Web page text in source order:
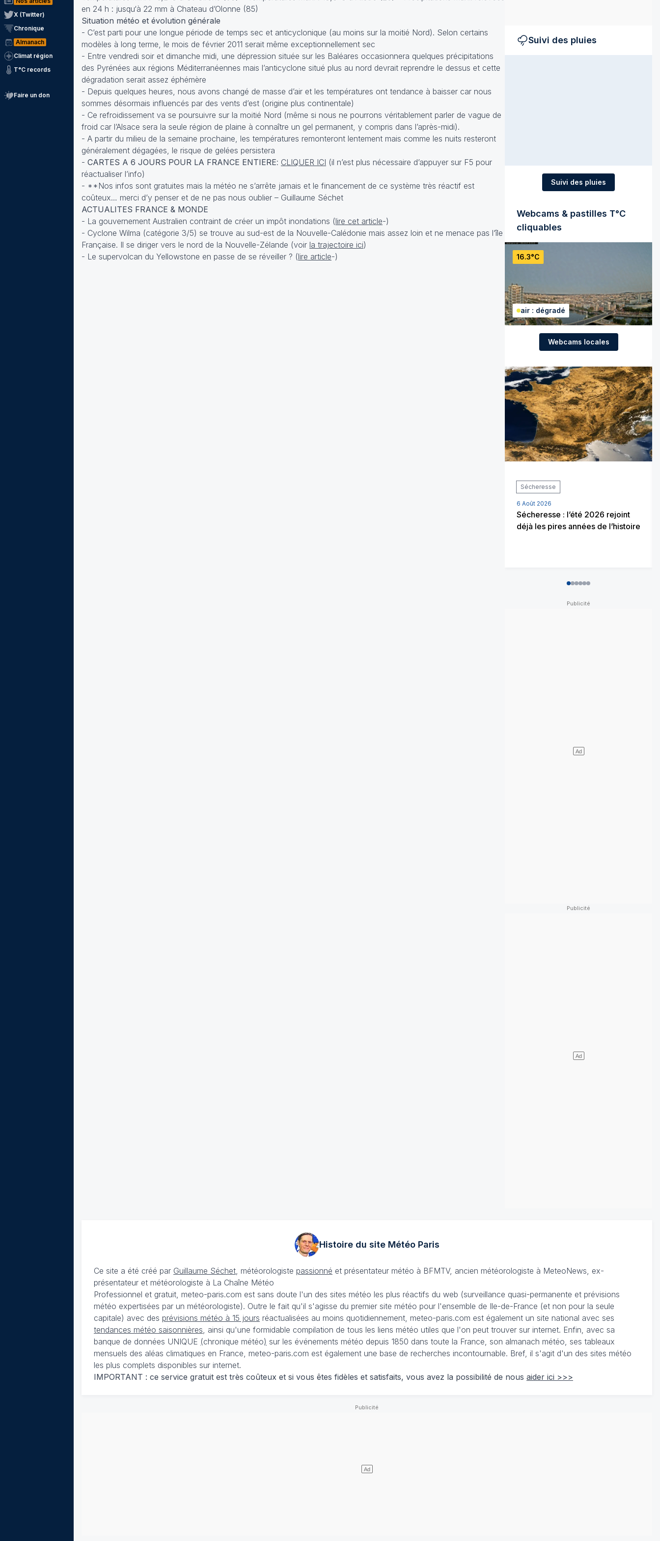
X (Twitter)
Chronique
Almanach
Climat région
T°C records
Faire un don
en 24 h : jusqu‘à 22 mm à Chateau d’Olonne (85)
Situation météo et évolution générale
- C’est parti pour une longue période de temps sec et anticyclonique (au moins sur la moitié Nord). Selon certains
modèles à long terme, le mois de février 2011 serait même exceptionnellement sec
- Entre vendredi soir et dimanche midi, une dépression située sur les Baléares occasionnera quelques précipitations
des Pyrénées aux régions Méditerranéennes mais l’anticyclone situé plus au nord devrait reprendre le dessus et cette
dégradation serait assez éphémère
- Depuis quelques heures, nous avons changé de masse d’air et les températures ont tendance à baisser car nous
sommes désormais influencés par des vents d’est (origine plus continentale)
- Ce refroidissement va se poursuivre sur la moitié Nord (même si nous ne pourrons véritablement parler de vague de
froid car l’Alsace sera la seule région de plaine à connaître un gel permanent, y compris dans l’après-midi).
- A partir du milieu de la semaine prochaine, les températures remonteront lentement mais comme les nuits resteront
généralement dégagées, le risque de gelées persistera
- CARTES A 6 JOURS POUR LA FRANCE ENTIERE: CLIQUER ICI (il n’est plus nécessaire d’appuyer sur F5 pour
réactualiser l’info)
- **Nos infos sont gratuites mais la météo ne s’arrête jamais et le financement de ce système très réactif est
coûteux… merci d’y penser et de ne pas nous oublier – Guillaume Séchet
ACTUALITES FRANCE & MONDE
- La gouvernement Australien contraint de créer un impôt inondations (lire cet article-)
- Cyclone Wilma (catégorie 3/5) se trouve au sud-est de la Nouvelle-Calédonie mais assez loin et ne menace pas l‘île
Française. Il se diriger vers le nord de la Nouvelle-Zélande (voir la trajectoire ici)
- Le supervolcan du Yellowstone en passe de se réveiller ? (lire article-)
Suivi des pluies
Suivi des pluies
Webcams & pastilles T°C
cliquables
16.3°C
air : dégradé
Webcams locales
Sécheresse
6 Août 2026
Sécheresse : l’été 2026 rejoint
déjà les pires années de l’histoire
012345
Histoire du site MétéoParis
Ce site a été créé par Guillaume Séchet , météorologiste passionné et présentateur météo à BFMTV, ancien météorologiste à MeteoNews, ex-
présentateur et météorologiste à La Chaîne Météo
Professionnel et gratuit, meteo-paris.com est sans doute l'un des sites météo les plus réactifs du web (surveillance quasi-permanente et prévisions
météo expertisées par un météorologiste). Outre le fait qu'il s'agisse du premier site météo pour l'ensemble de Ile-de-France (et non pour la seule
capitale) avec des prévisions météo à 15 jours réactualisées au moins quotidiennement, meteo-paris.com est également un site national avec ses
tendances météo saisonnières , ainsi qu'une formidable compilation de tous les liens météo utiles que l'on peut trouver sur internet. Enfin, avec sa
banque de données UNIQUE (chronique météo) sur les événements météo depuis 1850 dans toute la France, son almanach météo, ses tableaux
mensuels des aléas climatiques en France, meteo-paris.com est également une base de recherches incontournable. Bref, il s'agit d'un des sites météo
les plus complets disponibles sur internet.
IMPORTANT : ce service gratuit est très coûteux et si vous êtes fidèles et satisfaits, vous avez la possibilité de nous aider ici >>>